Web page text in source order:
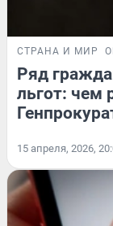
СТРАНА И МИР
Ряд
льгот: чем
15 апреля, 2026,